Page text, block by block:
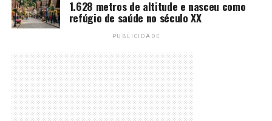
1.628 metros de altitude e nasceu como
refúgio de saúde no século XX
PUBLICIDADE